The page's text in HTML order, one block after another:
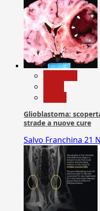
Glioblastoma:
strade a nuove cure
Salvo Franchina 21